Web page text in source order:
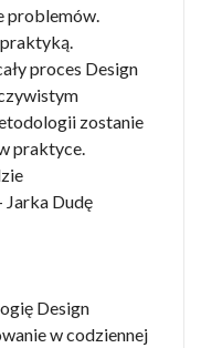
problemów.
proces Design
zostanie
praktyce.
Dudę
Design
w codziennej